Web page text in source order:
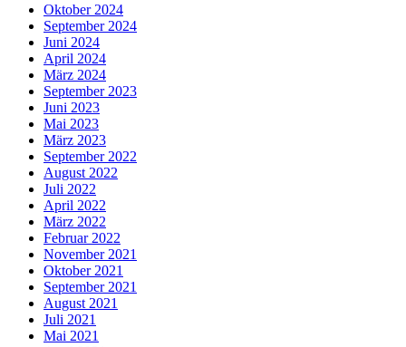
Oktober 2024
September 2024
Juni 2024
April 2024
März 2024
September 2023
Juni 2023
Mai 2023
März 2023
September 2022
August 2022
Juli 2022
April 2022
März 2022
Februar 2022
November 2021
Oktober 2021
September 2021
August 2021
Juli 2021
Mai 2021